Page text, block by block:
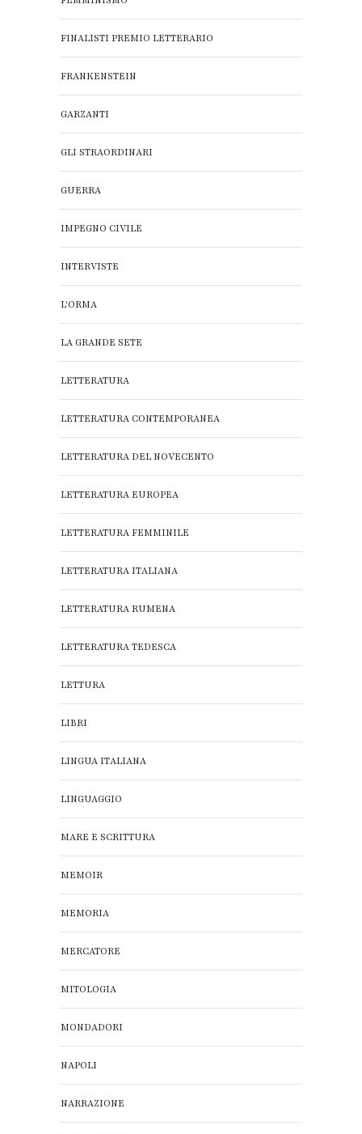
FINALISTI PREMIO LETTERARIO
FRANKENSTEIN
GARZANTI
GLI STRAORDINARI
GUERRA
IMPEGNO CIVILE
INTERVISTE
L'ORMA
LA GRANDE SETE
LETTERATURA
LETTERATURA CONTEMPORANEA
LETTERATURA DEL NOVECENTO
LETTERATURA EUROPEA
LETTERATURA FEMMINILE
LETTERATURA ITALIANA
LETTERATURA RUMENA
LETTERATURA TEDESCA
LETTURA
LIBRI
LINGUA ITALIANA
LINGUAGGIO
MARE E SCRITTURA
MEMOIR
MEMORIA
MERCATORE
MITOLOGIA
MONDADORI
NAPOLI
NARRAZIONE